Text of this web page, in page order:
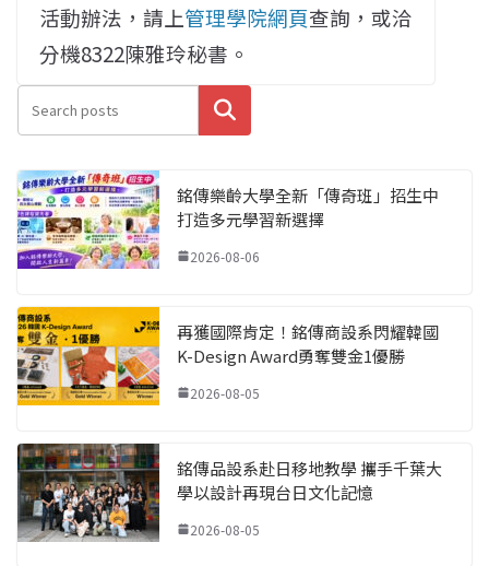
活動辦法，請上管理學院網頁查詢，或洽
分機8322陳雅玲秘書。
搜尋
銘傳樂齡大學全新「傳奇班」招生中
打造多元學習新選擇
2026-08-06
再獲國際肯定！銘傳商設系閃耀韓國
K-Design Award勇奪雙金1優勝
2026-08-05
銘傳品設系赴日移地教學 攜手千葉大
學以設計再現台日文化記憶
2026-08-05